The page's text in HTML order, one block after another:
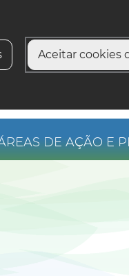
Aceitar cookies
DE AÇÃO E